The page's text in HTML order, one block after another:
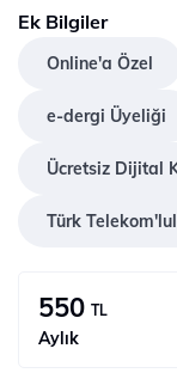
Ek Bilgiler
Online'a Özel
e-dergi Üyeliği
Ücretsiz Dijital
Türk
550 TL
Aylık